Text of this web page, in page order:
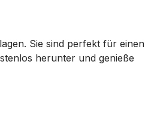
Sie sind perfekt für einen
herunter und genieße